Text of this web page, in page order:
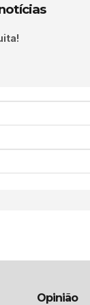
Opinião